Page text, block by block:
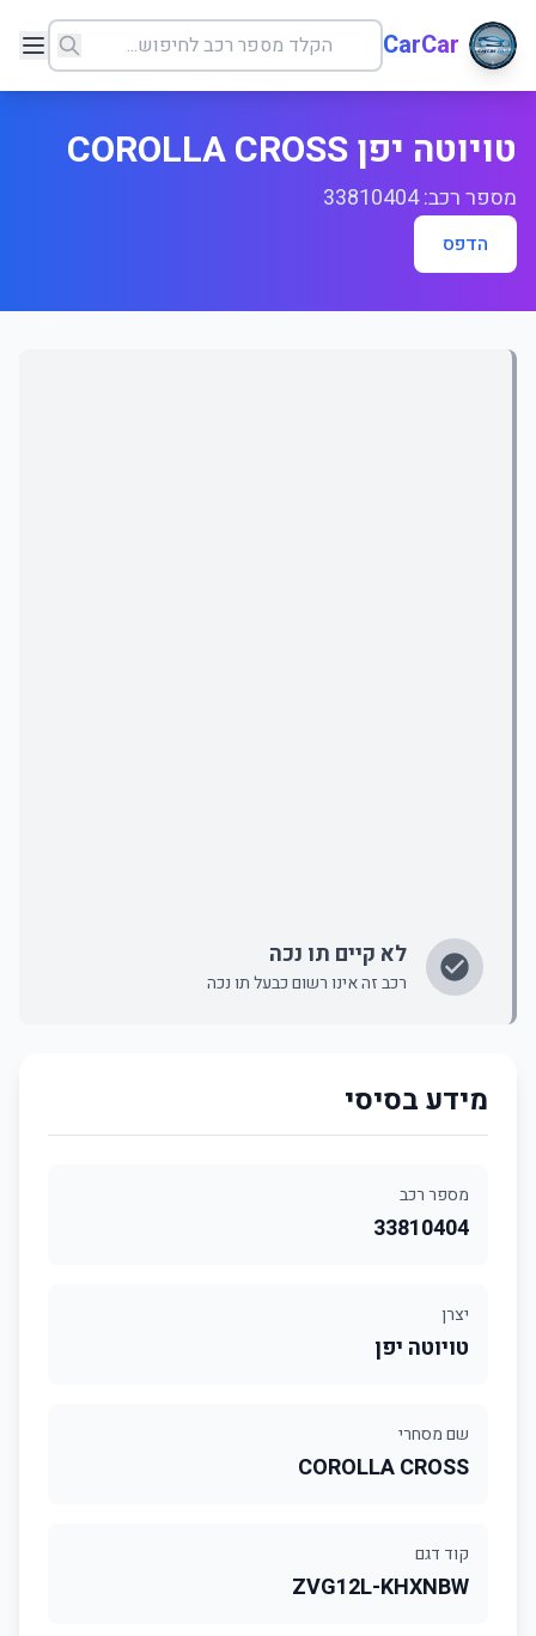
CarCar
טויוטה יפן COROLLA CROSS
מספר רכב: 33810404
הדפס
לא קיים תו נכה
רכב זה אינו רשום כבעל תו נכה
מידע בסיסי
מספר רכב
33810404
יצרן
טויוטה יפן
שם מסחרי
COROLLA CROSS
קוד דגם
ZVG12L-KHXNBW